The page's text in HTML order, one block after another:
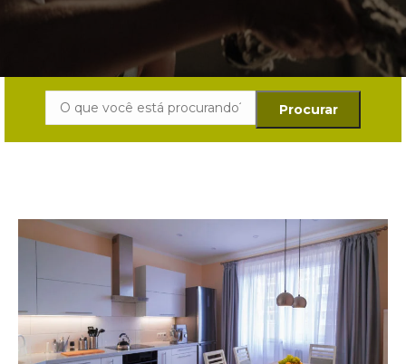
Search: